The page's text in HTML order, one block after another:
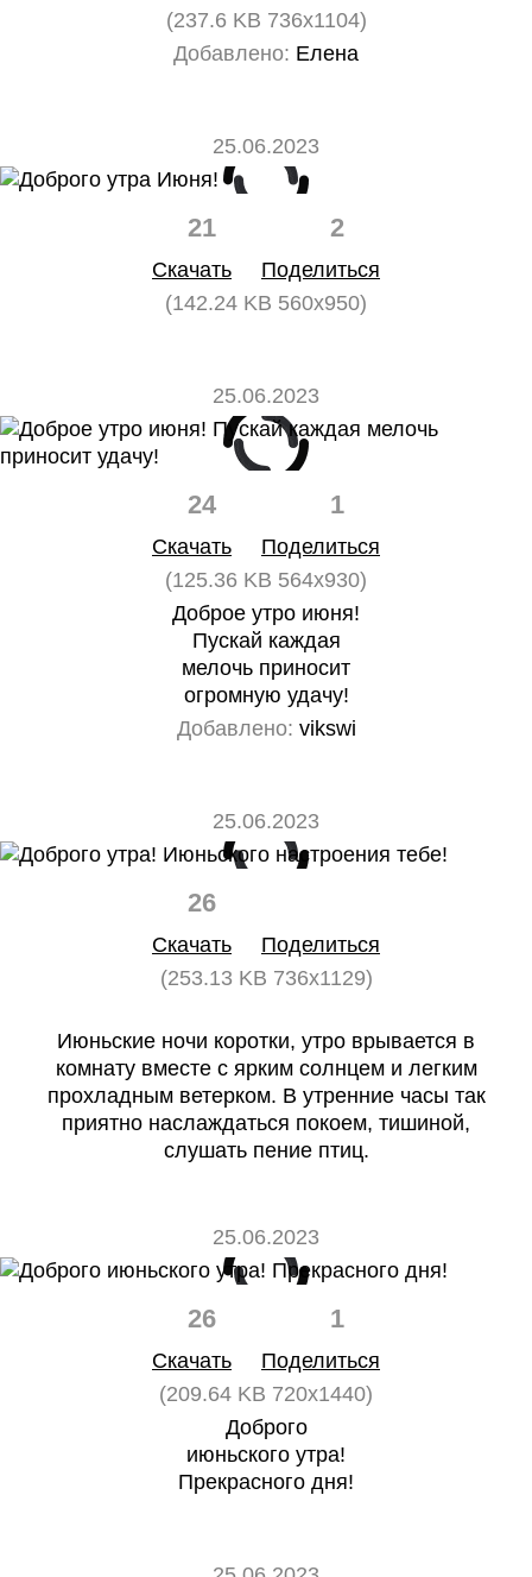
(237.6 KB 736x1104)
Добавлено: Елена
25.06.2023
21 2
Скачать
Поделиться
(142.24 KB 560x950)
25.06.2023
24 1
Скачать
Поделиться
(125.36 KB 564x930)
Доброе утро июня!
Пускай каждая
мелочь приносит
огромную удачу!
Добавлено: vikswi
25.06.2023
26
Скачать
Поделиться
(253.13 KB 736x1129)
Июньские ночи коротки, утро врывается в
комнату вместе с ярким солнцем и легким
прохладным ветерком. В утренние часы так
приятно наслаждаться покоем, тишиной,
слушать пение птиц.
25.06.2023
26 1
Скачать
Поделиться
(209.64 KB 720x1440)
Доброго
июньского утра!
Прекрасного дня!